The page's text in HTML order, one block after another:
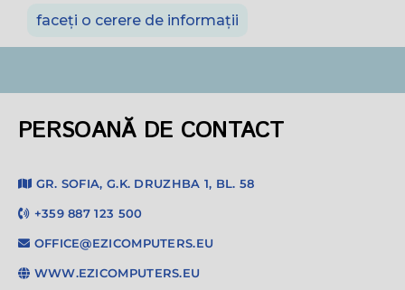
faceți o cerere de informații
PERSOANĂ DE CONTACT
GR. SOFIA, G.K. DRUZHBA 1, BL. 58
+359 887 123 500
OFFICE@EZICOMPUTERS.EU
WWW.EZICOMPUTERS.EU